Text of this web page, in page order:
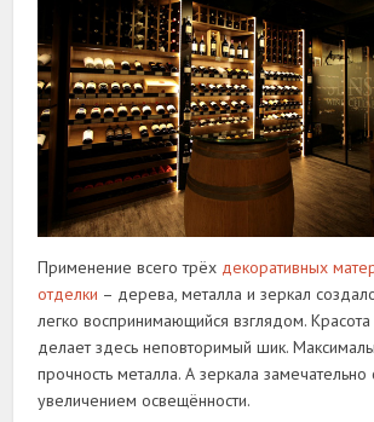
Применение всего трёх декоративных
отделки – дерева, металла и зеркал
легко воспринимающийся взглядом.
делает здесь неповторимый шик.
прочность металла. А зеркала замечательно
увеличением освещённости.